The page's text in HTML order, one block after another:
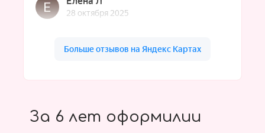
За 6 лет оформилии